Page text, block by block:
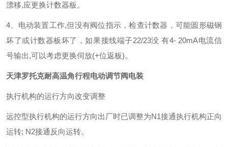
漂移,应更换计数器板。
4、电动装置工作,但没有阀位指示，检查计数器，可能圆形磁钢
坏了或计数器板坏了，如果接线端子22/23没 有4- 20mA电流信
号输出,可以考虑更换伺放(+位返板)。
天津罗托克耐高温角行程电动调节阀电装
执行机构的运行方向改变调整
远控型执行机构的运行方向出厂时已调整为N1接通执行机构正向
运转; N2接通反向运转。